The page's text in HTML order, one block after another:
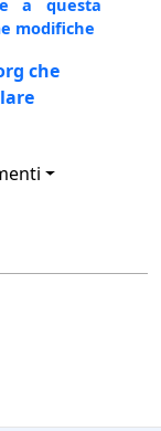
a questa
modifiche
che